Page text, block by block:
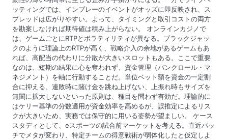
ッティングでは、インプレーのイベントがオッズに即反映され、ス
プレッドは広がりやすい。よって、タイミングと取引コストの両方
を勘案しなければ期待値は積み上がらない。 オンラインカジノで
は、ゲームごとにRTPとボラティリティが異なる。ブラックジャッ
クのように理論上のRTPが高く、戦略介入の余地があるゲームもあ
れば、高配当の代わりに分散が大きいスロットもある。ここで重要
なのは、短期の結果に心を奪われず、資金管理（バンクロール・マ
ネジメント）を軸に行動することだ。単位ベット額を資金の一定割
合に抑える、連敗時に賭け金を跳ね上げない、上振れ時もサイズを
無闇に拡大しないといった原則は、種目を問わず有効だ。理論的に
はケリー基準の分数適用が資金効率を高めるが、誤推定によるリス
クが大きいため、実務では保守的に用いる姿勢が望ましい。 ケース
スタディとして、eスポーツの試合前マーケットを考える。直近パッ
チでメタが変わり、特定チームの得意戦術が弱体化したと仮定しよ